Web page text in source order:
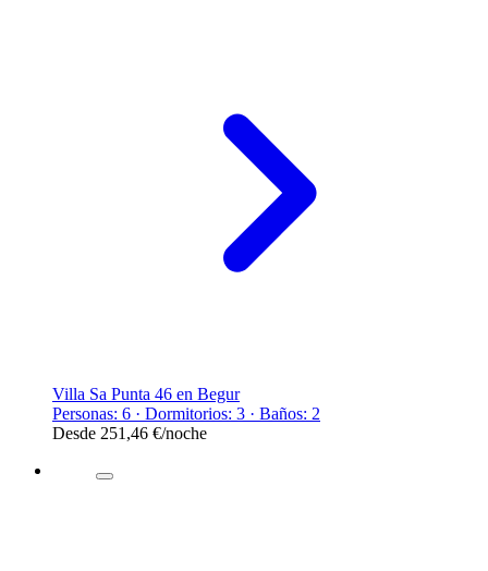
Villa Sa Punta 46 en Begur
Personas: 6 · Dormitorios: 3 · Baños: 2
Desde 251,46 €/noche